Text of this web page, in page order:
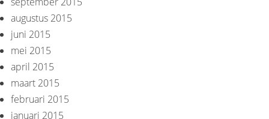
augustus 2015
juni 2015
mei 2015
april 2015
maart 2015
februari 2015
januari 2015